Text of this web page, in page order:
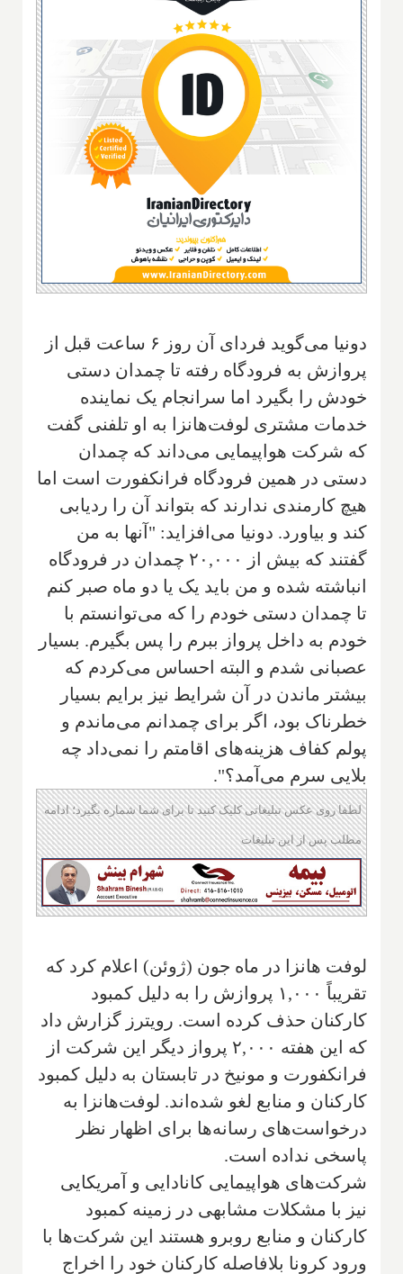
دونیا می‌گوید فردای آن روز ۶ ساعت قبل از
پروازش به فرودگاه رفته تا چمدان دستی
خودش را بگیرد اما سرانجام یک نماینده
خدمات مشتری لوفت‌هانزا به او تلفنی گفت
که شرکت هواپیمایی می‌داند که چمدان
دستی در همین فرودگاه فرانکفورت است اما
هیچ کارمندی ندارند که بتواند آن را ردیابی
کند و بیاورد. دونیا می‌افزاید: "آنها به من
گفتند که بیش از ۲۰,۰۰۰ چمدان در فرودگاه
انباشته شده و من باید یک یا دو ماه صبر کنم
تا چمدان دستی خودم را که می‌توانستم با
خودم به داخل پرواز ببرم را پس بگیرم. بسیار
عصبانی شدم و البته احساس می‌کردم که
بیشتر ماندن در آن شرایط نیز برایم بسیار
خطرناک بود، اگر برای چمدانم می‌ماندم و
پولم کفاف هزینه‌های اقامتم را نمی‌داد چه
بلایی سرم می‌آمد؟".
لطفا روی عکس تبلیغاتی کلیک کنید تا برای شما شماره بگیرد؛ ادامه
مطلب پس از این تبلیغات
لوفت هانزا در ماه جون (ژوئن) اعلام کرد که
تقریباً ۱,۰۰۰ پروازش را به دلیل کمبود
کارکنان حذف کرده است. رویترز گزارش داد
که این هفته ۲,۰۰۰ پرواز دیگر این شرکت از
فرانکفورت و مونیخ در تابستان به دلیل کمبود
کارکنان و منابع لغو شده‌اند. لوفت‌هانزا به
درخواست‌های رسانه‌ها برای اظهار نظر
پاسخی نداده است.
شرکت‌های هواپیمایی کانادایی و آمریکایی
نیز با مشکلات مشابهی در زمینه کمبود
کارکنان و منابع روبرو هستند این شرکت‌ها با
ورود کرونا بلافاصله کارکنان خود را اخراج